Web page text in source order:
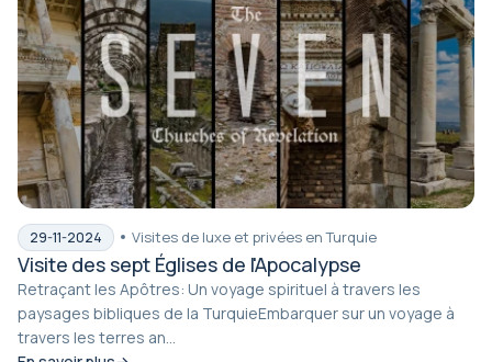
29-11-2024 Visites de luxe et privées en Turquie
Visite des sept Églises de l'Apocalypse
Retraçant les Apôtres: Un voyage spirituel à travers les
paysages bibliques de la TurquieEmbarquer sur un voyage à
travers les terres an...